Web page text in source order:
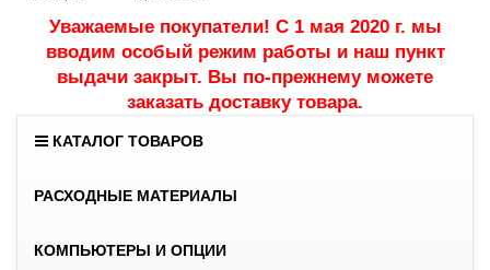
Уважаемые покупатели! С 1 мая 2020 г. мы
вводим особый режим работы и наш пункт
выдачи закрыт. Вы по-прежнему можете
заказать доставку товара.
КАТАЛОГ ТОВАРОВ
РАСХОДНЫЕ МАТЕРИАЛЫ
КОМПЬЮТЕРЫ И ОПЦИИ